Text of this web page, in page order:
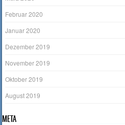
Februar 2020
Januar 2020
Dezember 2019
November 2019
Oktober 2019
August 2019
META